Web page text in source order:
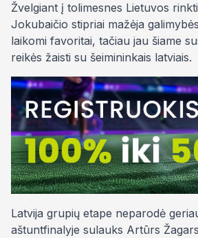
Žvelgiant į tolimesnes Lietuvos
Jokubaičio stipriai mažėja
laikomi favoritai, tačiau jau šiame
reikės žaisti su šeimininkais latviais.
Latvija grupių etape neparodė
aštuntfinalyje sulauks Artūrs